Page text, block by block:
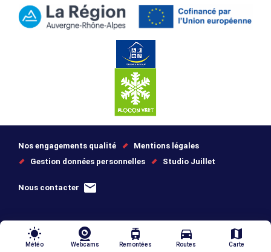
Nos engagements qualité
Mentions légales
Gestion données personnelles
Studio Juillet
Nous contacter
wb_sunny
Météo Webcams
tram
Remontées
directions_car
Routes
map
Carte